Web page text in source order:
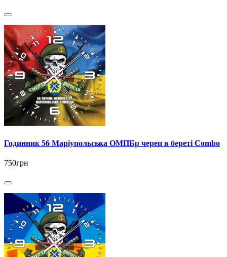
Годинник 56 Маріупольська ОМПБр череп в береті Combo
750грн